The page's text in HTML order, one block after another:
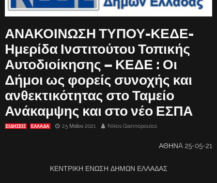
ΑΝΑΚΟΙΝΩΣΗ ΤΥΠΟΥ-ΚΕΔΕ-
Ημερίδα Ινστιτούτου Τοπικής
Αυτοδιοίκησης – ΚΕΔΕ : Οι
Δήμοι ως φορείς συνοχής και
ανθεκτικότητας στο Ταμείο
Ανάκαμψης και στο νέο ΕΣΠΑ
ΕΙΔΗΣΕΙΣ ΕΛΛΑΔΑ 25 Μαΐου 2021 Nikos Giannopoulos
ΑΘΗΝA 25-05-21
ΚΕΝΤΡΙΚΗ ΕΝΩΣΗ ΔΗΜΩΝ ΕΛΛΑΔΑΣ